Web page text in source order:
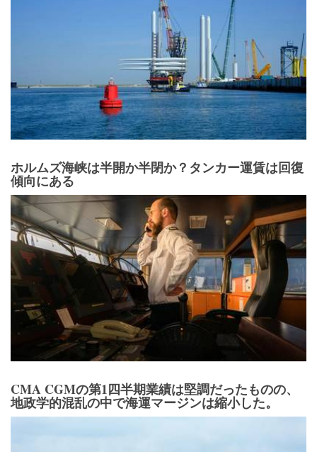
ホルムズ海峡は半開か半閉か？タンカー運賃は回復
傾向にある
CMA CGMの第1四半期業績は堅調だったものの、
地政学的混乱の中で海運マージンは縮小した。